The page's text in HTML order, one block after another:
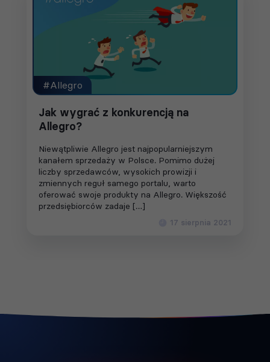
#Allegro
Jak wygrać z konkurencją na
Allegro?
Niewątpliwie Allegro jest najpopularniejszym
kanałem sprzedaży w Polsce. Pomimo dużej
liczby sprzedawców, wysokich prowizji i
zmiennych reguł samego portalu, warto
oferować swoje produkty na Allegro. Większość
przedsiębiorców zadaje […]
17 sierpnia 2021